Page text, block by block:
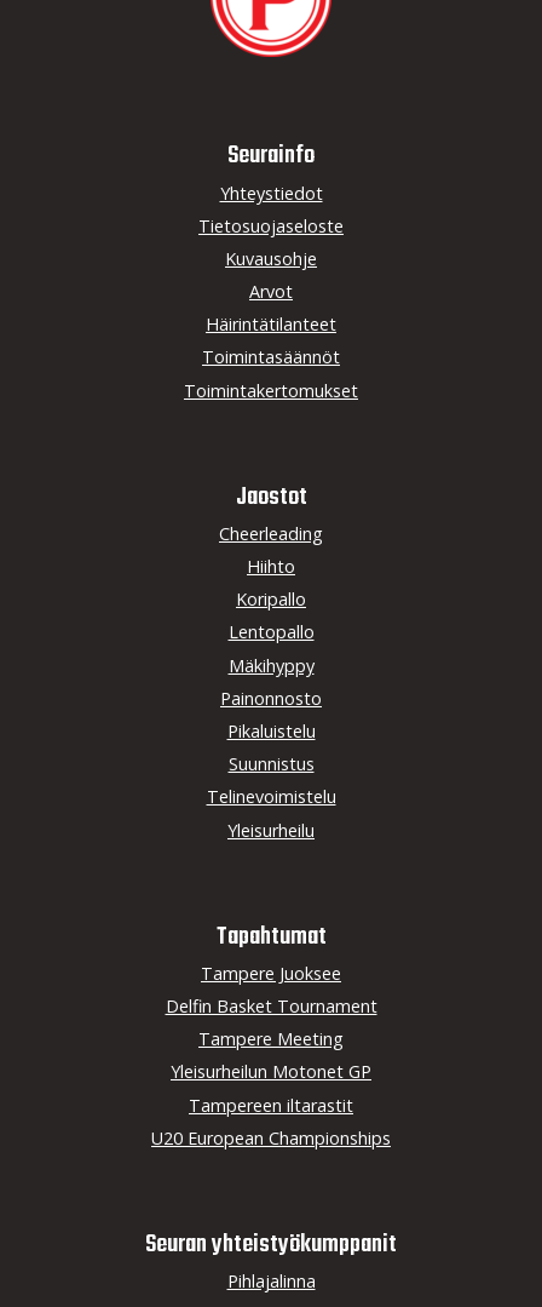
Seurainfo
Yhteystiedot
Tietosuojaseloste
Kuvausohje
Arvot
Häirintätilanteet
Toimintasäännöt
Toimintakertomukset
Jaostot
Cheerleading
Hiihto
Koripallo
Lentopallo
Mäkihyppy
Painonnosto
Pikaluistelu
Suunnistus
Telinevoimistelu
Yleisurheilu
Tapahtumat
Tampere Juoksee
Delfin Basket Tournament
Tampere Meeting
Yleisurheilun Motonet GP
Tampereen iltarastit
U20 European Championships
Seuran yhteistyö­kumppanit
Pihlajalinna